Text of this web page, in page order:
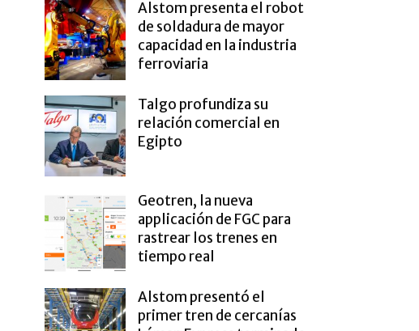
Alstom presenta el robot
de soldadura de mayor
capacidad en la industria
ferroviaria
Talgo profundiza su
relación comercial en
Egipto
Geotren, la nueva
applicación de FGC para
rastrear los trenes en
tiempo real
Alstom presentó el
primer tren de cercanías